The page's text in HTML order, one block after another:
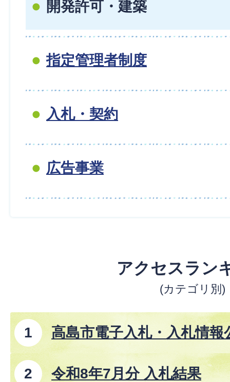
開発許可・建築
指定管理者制度
入札・契約
広告事業
アクセスラン
(カテゴリ別)
高島市電子入札・入札情
事、コンサルタント業務
令和8年7月分 入札結果